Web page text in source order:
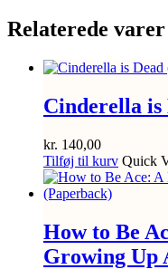
Relaterede varer
Cinderella is
kr. 140,00
Tilføj til kurv Quick
How to Be
Growing Up